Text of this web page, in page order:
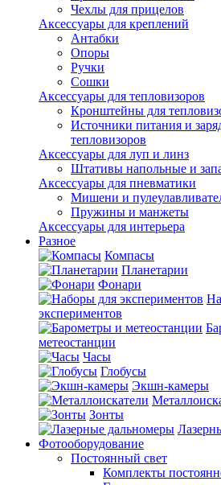
Чехлы для прицелов
Аксессуары для креплений
Антабки
Опоры
Ручки
Сошки
Аксессуары для тепловизоров
Кронштейны для
Источники питания и
тепловизоров
Аксессуары для луп и линз
Штативы напольные и
Аксессуары для пневматики
Мишени и
Пружины и манжеты
Аксессуары для интерьера
Разное
Компасы
Планетарии
Фонари
экспериментов
метеостанции
Часы
Глобусы
Экшн-камеры
Зонты
Фотооборудование
Постоянный свет
Комплекты